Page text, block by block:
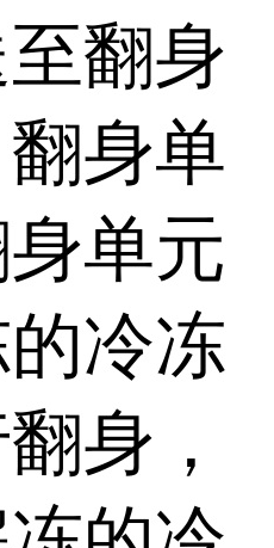
翻身
身单
单元
冷冻
身，